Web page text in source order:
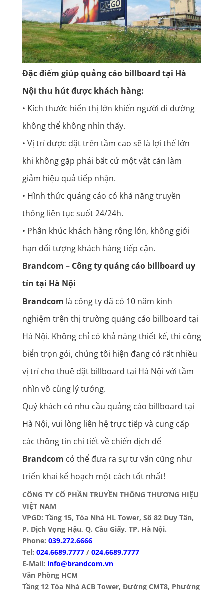
Đặc điểm giúp quảng cáo billboard tại Hà
Nội thu hút được khách hàng:
• Kích thước hiển thị lớn khiến người đi đường
không thể không nhìn thấy.
• Vị trí được đặt trên tầm cao sẽ là lợi thế lớn
khi không gặp phải bất cứ một vật cản làm
giảm hiệu quả tiếp nhận.
• Hình thức quảng cáo có khả năng truyền
thông liên tục suốt 24/24h.
• Phân khúc khách hàng rộng lớn, không giới
hạn đối tượng khách hàng tiếp cận.
Brandcom – Công ty quảng cáo billboard uy
tín tại Hà Nội
Brandcom là công ty đã có 10 năm kinh
nghiệm trên thị trường quảng cáo billboard tại
Hà Nội. Không chỉ có khả năng thiết kế, thi công
biển trọn gói, chúng tôi hiện đang có rất nhiều
vị trí cho thuê đặt billboard tại Hà Nội với tầm
nhìn vô cùng lý tưởng.
Quý khách có nhu cầu quảng cáo billboard tại
Hà Nội, vui lòng liên hệ trực tiếp và cung cấp
các thông tin chi tiết về chiến dịch để
Brandcom có thể đưa ra sự tư vấn cũng như
triển khai kế hoạch một cách tốt nhất!
CÔNG TY CỔ PHẦN TRUYỀN THÔNG THƯƠNG HIỆU
VIỆT NAM
VPGD: Tầng 15, Tòa Nhà HL Tower, Số 82 Duy Tân,
P. Dịch Vọng Hậu, Q. Cầu Giấy, TP. Hà Nội.
Phone: 039.272.6666
Tel: 024.6689.7777/ 024.6689.7777
E-Mail: info@brandcom.vn
Văn Phòng HCM
Tầng 12 Tòa Nhà ACB Tower, Đường CMT8, Phường